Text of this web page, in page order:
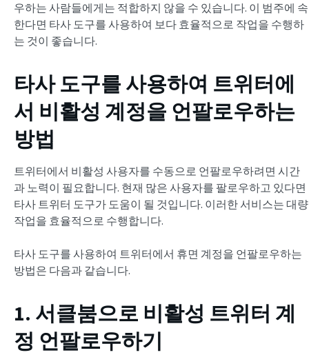
우하는 사람들에게는 적합하지 않을 수 있습니다. 이 범주에 속
한다면 타사 도구를 사용하여 보다 효율적으로 작업을 수행하
는 것이 좋습니다.
타사 도구를 사용하여 트위터에
서 비활성 계정을 언팔로우하는
방법
트위터에서 비활성 사용자를 수동으로 언팔로우하려면 시간
과 노력이 필요합니다. 현재 많은 사용자를 팔로우하고 있다면
타사 트위터 도구가 도움이 될 것입니다. 이러한 서비스는 대량
작업을 효율적으로 수행합니다.
타사 도구를 사용하여 트위터에서 휴면 계정을 언팔로우하는
방법은 다음과 같습니다.
1. 서클붐으로 비활성 트위터 계
정 언팔로우하기